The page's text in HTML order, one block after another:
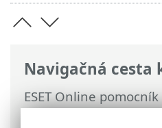
Navigačná cesta
ESET Online pomocník
Používanie ESET